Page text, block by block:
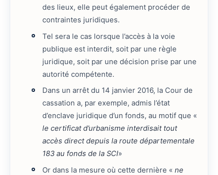
des lieux, elle peut également procéder de
contraintes juridiques.
Tel sera le cas lorsque l’accès à la voie
publique est interdit, soit par une règle
juridique, soit par une décision prise par une
autorité compétente.
Dans un arrêt du 14 janvier 2016, la Cour de
cassation a, par exemple, admis l’état
d’enclave juridique d’un fonds, au motif que «
le certificat d’urbanisme interdisait tout
accès direct depuis la route départementale
183 au fonds de la SCI»
Or dans la mesure où cette dernière «ne